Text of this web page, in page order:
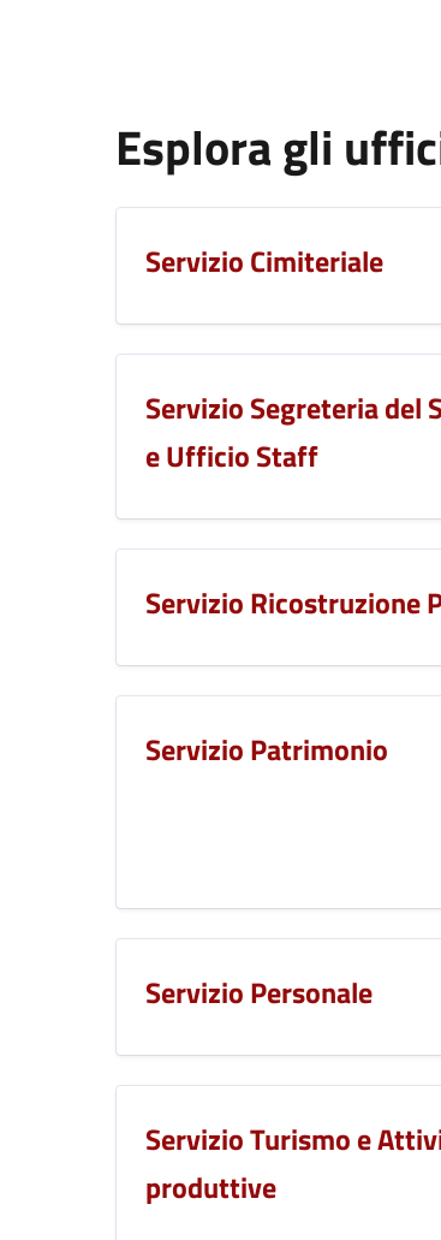
Esplora gli
Servizio Cimiteriale
Servizio Segreteria del
e Ufficio Staff
Servizio Ricostruzione
Servizio Patrimonio
Servizio Personale
Servizio Turismo e
produttive